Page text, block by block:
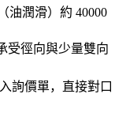
油潤滑）約 40000
受徑向與少量雙向
詢價單，直接對口